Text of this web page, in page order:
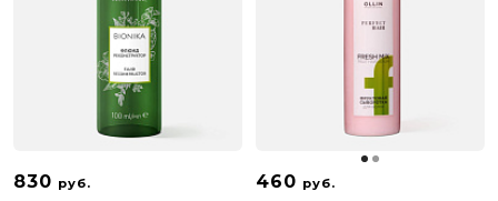
830 руб. 460 руб.